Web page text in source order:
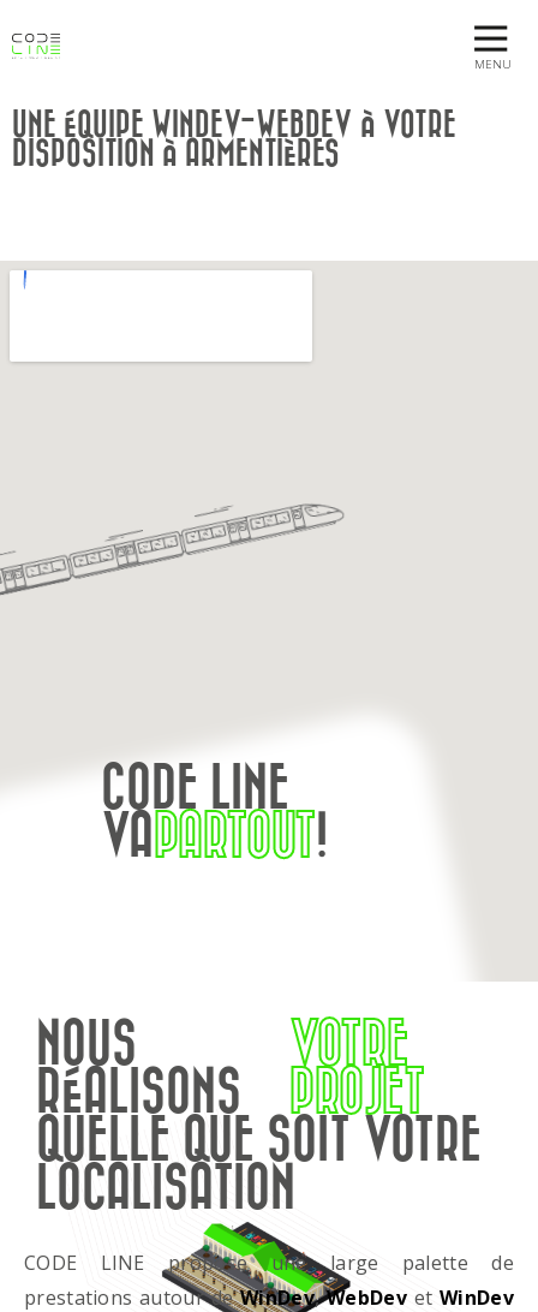
MENU
UNE ÉQUIPE WINDEV-WEBDEV À VOTRE
DISPOSITION À ARMENTIÈRES
CODE LINE
VAPARTOUT!
NOUS
RÉALISONS
VOTRE
PROJET
QUELLE QUE SOIT VOTRE
LOCALISATION
CODE LINE propose une large palette de
prestations autour deWinDev,WebDevet WinDev